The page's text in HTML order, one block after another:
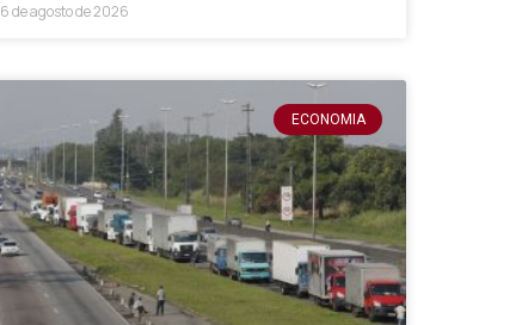
6 de agosto de 2026
ECONOMIA